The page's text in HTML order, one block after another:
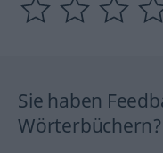
Sie haben
Wörterbüchern?